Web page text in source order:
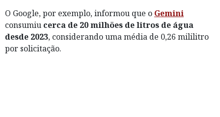
O Google, por exemplo, informou que o Gemini
consumiu cerca de 20 milhões de litros de água
desde 2023, considerando uma média de 0,26 mililitro
por solicitação.